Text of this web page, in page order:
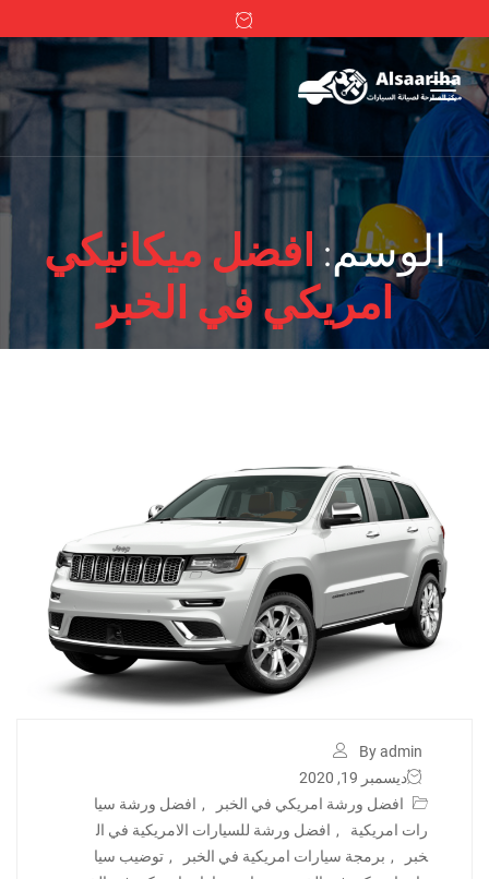
الوسم: افضل ميكانيكي
امريكي في الخبر
By admin
ديسمبر 19, 2020
افضل ورشة امريكي في الخبر
, افضل ورشة سيا
رات امريكية
, افضل ورشة للسيارات الامريكية في ال
خبر
, برمجة سيارات امريكية في الخبر , توضيب سيا